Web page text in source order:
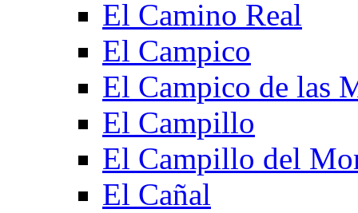
El Camino Real
El Campico
El Campico de las
El Campillo
El Campillo del
El Cañal